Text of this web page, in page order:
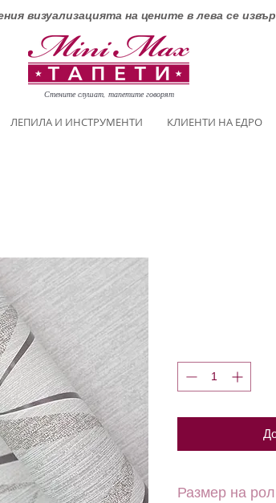
визуализацията на цените в лева се
Стените слушат, тапетите говорят
ЛЕПИЛА И ИНСТРУМЕНТИ КЛИЕНТИ НА ЕДРО
Размер на